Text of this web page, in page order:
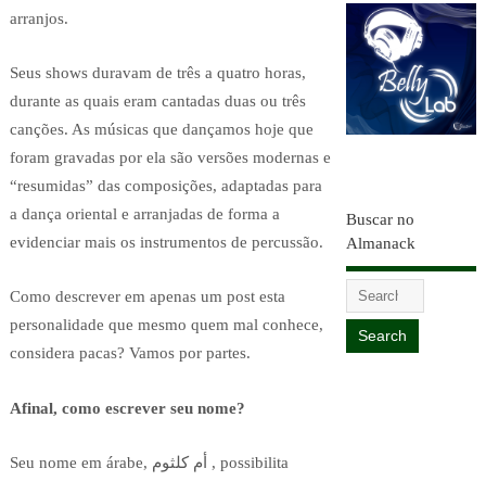
arranjos.
Seus shows duravam de três a quatro horas,
durante as quais eram cantadas duas ou três
canções. As músicas que dançamos hoje que
foram gravadas por ela são versões modernas e
“resumidas” das composições, adaptadas para
a dança oriental e arranjadas de forma a
evidenciar mais os instrumentos de percussão.
Como descrever em apenas um post esta
personalidade que mesmo quem mal conhece,
considera pacas? Vamos por partes.
Afinal, como escrever seu nome?
Seu nome em árabe, أم كلثوم , possibilita
Buscar no
Almanack